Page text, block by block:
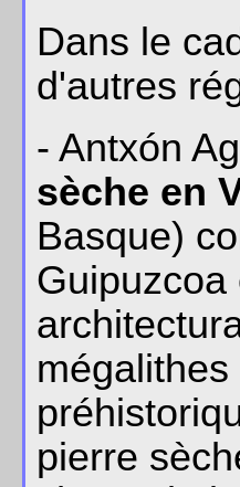
Dans le
d'autres
- Antxón
sèche en
Basque)
pierre